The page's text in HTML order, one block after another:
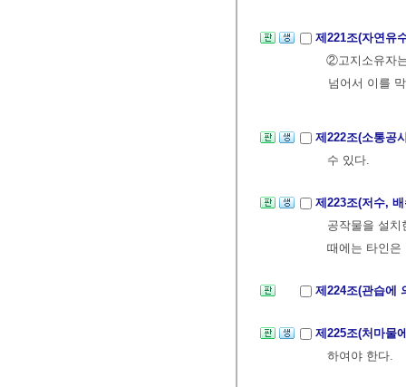
제221조(자연유
②고지소유자
넘어서 이를
제222조(소통공
수 있다.
제223조(저수,
공작물을 설
때에는 타인은
제224조(관습에
제225조(처마물
하여야 한다.